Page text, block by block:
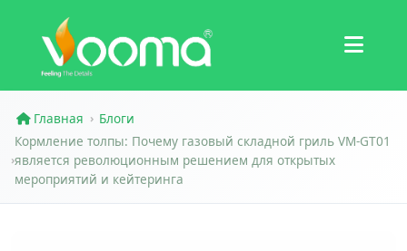
Сертификаты
Кейс
Главная › Блоги
›
Кормление толпы: Почему газовый складной гриль VM-GT01
является революционным решением для открытых
мероприятий и кейтеринга